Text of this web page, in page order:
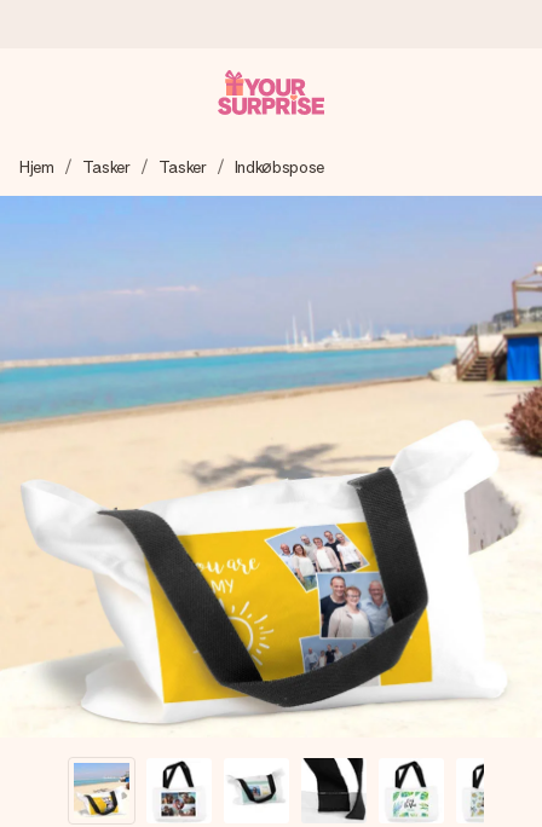
Vi laver din gave med omhu og sender den lynhurtigt – så
du kan give den på det helt rette tidspunkt, når den
4,7 (baseret på +15.000 anmeldelser)
Vores gaver inspirerer. Kunderne giver os 4,7 på Google
Reviews.
Gratis kort med hilsen
Lav noget særligt i blot få trin – med hendes navn, et
billede af dig eller en besked, der går lige i hendes hjerte.
Intet besvær men udelukkende en masse kærlighed i
øjeblikket.
Hjem Tasker Tasker Indkøbspose